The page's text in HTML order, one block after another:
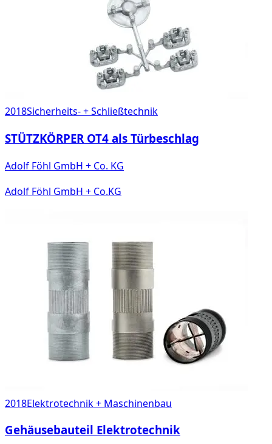
2018Sicherheits- + Schließtechnik
STÜTZKÖRPER OT4 als Türbeschlag
Adolf Föhl GmbH + Co. KG
Adolf Föhl GmbH + Co.KG
2018Elektrotechnik + Maschinenbau
Gehäusebauteil Elektrotechnik